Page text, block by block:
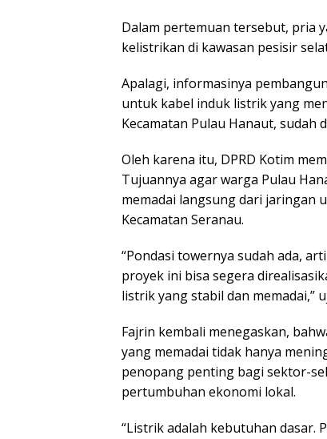
Dalam pertemuan tersebut, pria
kelistrikan di kawasan pesisir
Apalagi, informasinya
untuk kabel induk listrik yang
Kecamatan Pulau Hanaut, sudah
Oleh karena itu, DPRD Kotim
Tujuannya agar warga Pulau
memadai langsung dari jaringan
Kecamatan Seranau.
“Pondasi towernya sudah ada,
proyek ini bisa segera
listrik yang stabil dan memadai,”
Fajrin kembali menegaskan,
yang memadai tidak hanya
penopang penting bagi sektor-
pertumbuhan ekonomi lokal.
“Listrik adalah kebutuhan dasar.